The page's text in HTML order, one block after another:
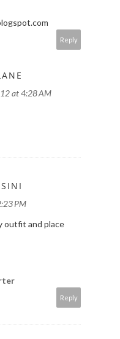
Reply
at 4:28 AM
PM
outfit and place
Reply